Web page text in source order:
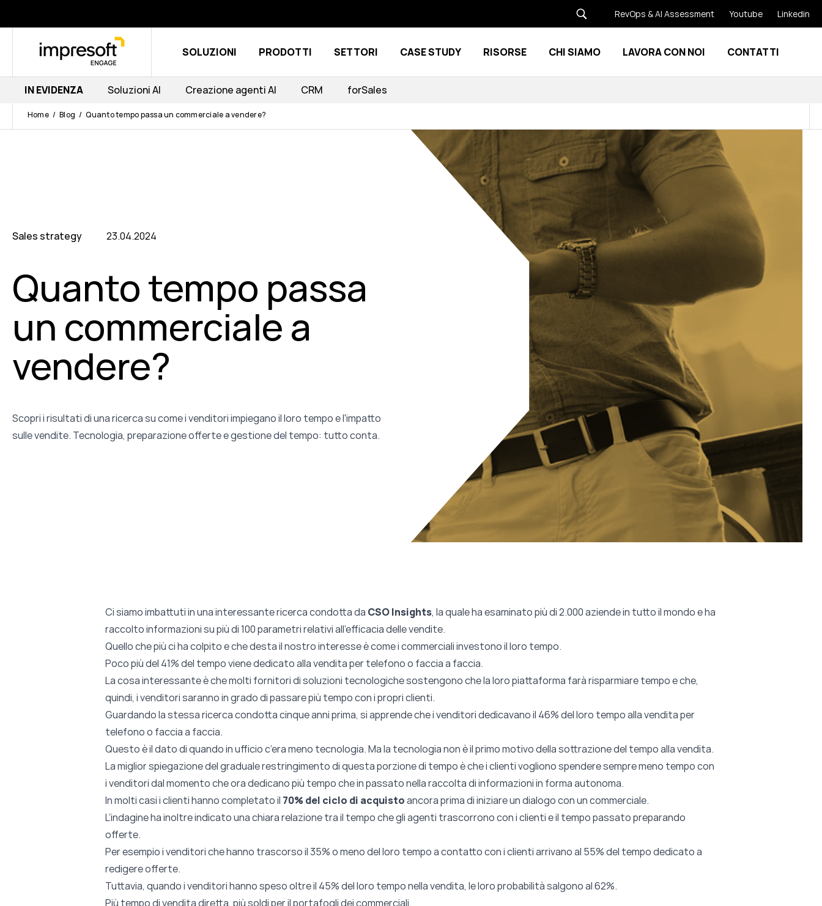
RevOps & AI Assessment Youtube Linkedin
SOLUZIONI PRODOTTI Show submenu for Prodotti
SETTORI Show submenu for Settori
CASE STUDY RISORSE Show submenu for Risorse
CHI SIAMO Show submenu for Chi siamo
LAVORA CON NOI CONTATTI
IN EVIDENZA Soluzioni AI Creazione agenti AI CRM forSales
Home Blog Quanto tempo passa un commerciale a vendere?
Sales strategy 23.04.2024
Quanto tempo passa
un commerciale a
vendere?
Scopri i risultati di una ricerca su come i venditori impiegano il loro tempo e l'impatto
sulle vendite. Tecnologia, preparazione offerte e gestione del tempo: tutto conta.
Ci siamo imbattuti in una interessante ricerca condotta da CSO Insights, la quale ha esaminato più di 2.000 aziende in tutto il mondo e ha
raccolto informazioni su più di 100 parametri relativi all’efficacia delle vendite.
Quello che più ci ha colpito e che desta il nostro interesse è come i commerciali investono il loro tempo.
Poco più del 41% del tempo viene dedicato alla vendita per telefono o faccia a faccia.
La cosa interessante è che molti fornitori di soluzioni tecnologiche sostengono che la loro piattaforma farà risparmiare tempo e che,
quindi, i venditori saranno in grado di passare più tempo con i propri clienti.
Guardando la stessa ricerca condotta cinque anni prima, si apprende che i venditori dedicavano il 46% del loro tempo alla vendita per
telefono o faccia a faccia.
Questo è il dato di quando in ufficio c’era meno tecnologia. Ma la tecnologia non è il primo motivo della sottrazione del tempo alla vendita.
La miglior spiegazione del graduale restringimento di questa porzione di tempo è che i clienti vogliono spendere sempre meno tempo con
i venditori dal momento che ora dedicano più tempo che in passato nella raccolta di informazioni in forma autonoma.
In molti casi i clienti hanno completato il 70% del ciclo di acquistoancora prima di iniziare un dialogo con un commerciale.
L’indagine ha inoltre indicato una chiara relazione tra il tempo che gli agenti trascorrono con i clienti e il tempo passato preparando
offerte.
Per esempio i venditori che hanno trascorso il 35% o meno del loro tempo a contatto con i clienti arrivano al 55% del tempo dedicato a
redigere offerte.
Tuttavia, quando i venditori hanno speso oltre il 45% del loro tempo nella vendita, le loro probabilità salgono al 62%.
Più tempo di vendita diretta, più soldi per il portafogli dei commerciali.